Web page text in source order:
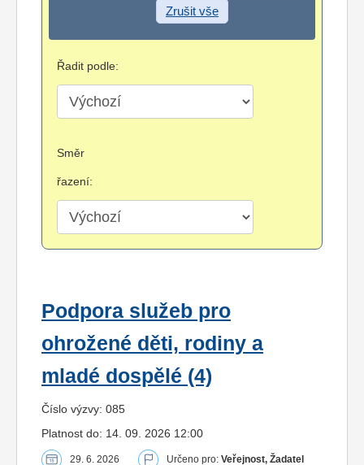
Zrušit vše
Řadit podle:
Směr
řazení:
Podpora služeb pro
ohrožené děti, rodiny a
mladé dospělé (4)
Číslo výzvy: 085
Platnost do: 14. 09. 2026 12:00
29. 6. 2026 Určeno pro: Veřejnost, Žadatel